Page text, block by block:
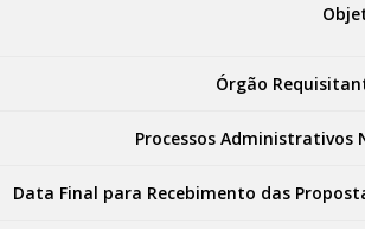
Órgão
Processos Administrativos
Data Final para Recebimento das